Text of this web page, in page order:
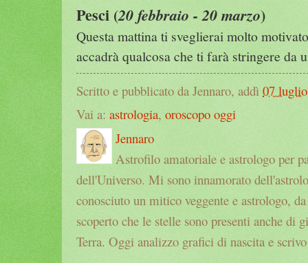
Pesci (20 febbraio - 20 marzo)
Questa mattina ti sveglierai molto
accadrà qualcosa che ti farà stringere da
Scritto e pubblicato da Jennaro, addì 07 luglio
Vai a: astrologia, oroscopo oggi
Jennaro
Astrofilo amatoriale e astrologo per
dell'Universo. Mi sono innamorato
conosciuto un mitico veggente e astrologo,
scoperto che le stelle sono presenti anche di
Terra. Oggi analizzo grafici di nascita e